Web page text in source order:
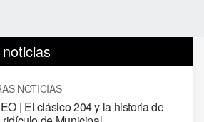
NOTICIAS
| El clásico 204 y la historia de